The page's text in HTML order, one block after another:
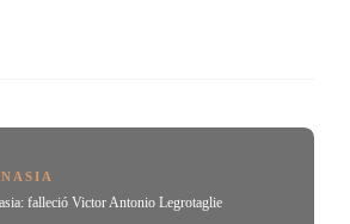
falleció Victor Antonio Legrotaglie